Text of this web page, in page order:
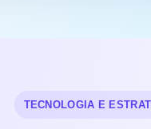
TECNOLOGIA E